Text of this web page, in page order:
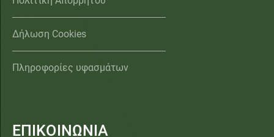
Δήλωση Cookies
Πληροφορίες υφασμάτων
ΕΠΙΚΟΙΝΩΝΙΑ